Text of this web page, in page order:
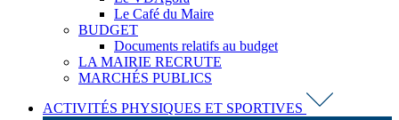
Le Café du Maire
BUDGET
Documents relatifs au budget
LA MAIRIE RECRUTE
MARCHÉS PUBLICS
ACTIVITÉS PHYSIQUES ET SPORTIVES